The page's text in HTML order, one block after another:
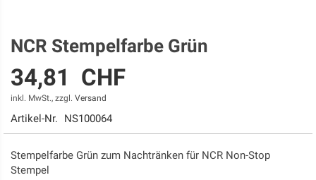
Zum
Anfang
der
Bildgalerie
springen
NCR Stempelfarbe Grün
34,81 CHF
inkl. MwSt., zzgl. Versand
Artikel-Nr. NS100064
Stempelfarbe Grün zum Nachtränken für NCR Non-Stop
Stempel